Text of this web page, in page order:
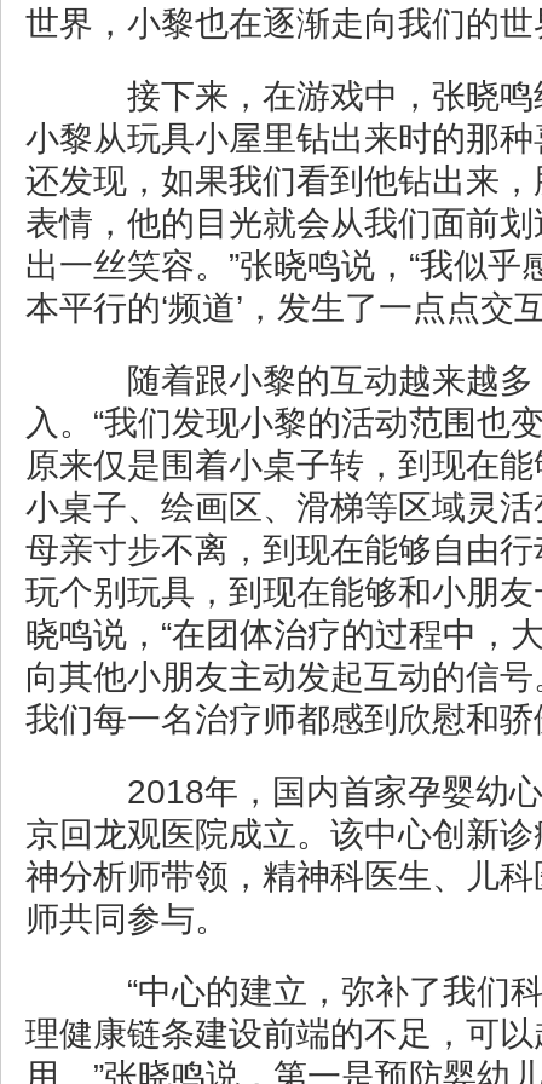
世界，小黎也在逐渐走向我们的世
接下来，在游戏中，张晓鸣
小黎从玩具小屋里钻出来时的那种
还发现，如果我们看到他钻出来
表情，他的目光就会从我们面前
出一丝笑容。”张晓鸣说，“我似乎
本平行的‘频道’，发生了一点点交
随着跟小黎的互动越来越多
入。“我们发现小黎的活动范围也
原来仅是围着小桌子转，到现在
小桌子、绘画区、滑梯等区域灵
母亲寸步不离，到现在能够自由
玩个别玩具，到现在能够和小朋友
晓鸣说，“在团体治疗的过程中，
向其他小朋友主动发起互动的信
我们每一名治疗师都感到欣慰和骄
2018年，国内首家孕婴幼心
京回龙观医院成立。该中心创新
神分析师带领，精神科医生、儿
师共同参与。
“中心的建立，弥补了我们
理健康链条建设前端的不足，可
用。”张晓鸣说，第一是预防婴幼